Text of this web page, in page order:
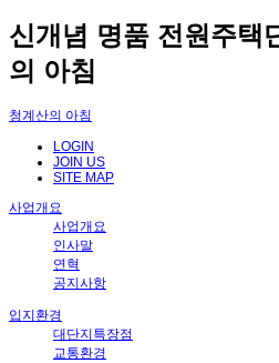
신개념 명품 전원주택
의 아침
청계산의 아침
LOGIN
JOIN US
SITE MAP
사업개요
사업개요
인사말
연혁
공지사항
입지환경
대단지특장점
교통환경